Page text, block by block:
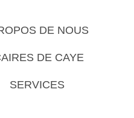
DE NOUS
DE CAYE
SERVICES